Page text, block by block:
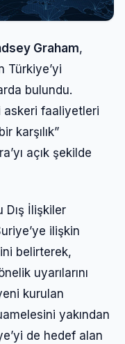
Graham,
Türkiye’yi
bulundu.
askeri faaliyetleri
karşılık”
açık şekilde
Dış İlişkiler
ilişkin
belirterek,
uyarılarını
kurulan
yakından
de hedef alan